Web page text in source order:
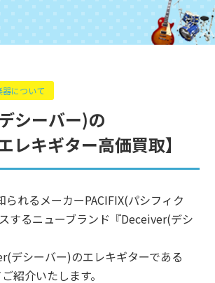
器について
シーバー)の
レキギター高価買取】
られるメーカーPACIFIX(パシフィク
するニューブランド『Deceiver(デシ
デシーバー)のエレキギターである
紹介いたします。